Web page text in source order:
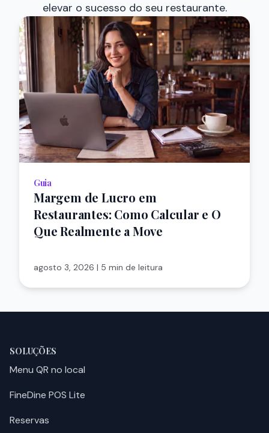
elevar o sucesso do seu restaurante.
Guia
Margem de Lucro em
Restaurantes: Como Calcular e O
Que Realmente a Move
agosto 3, 2026 | 5 min de leitura
SOLUÇÕES
Menu QR no local
FineDine POS Lite
Reservas